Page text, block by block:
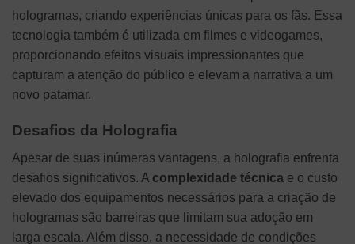
hologramas, criando experiências únicas para os fãs. Essa
tecnologia também é utilizada em filmes e videogames,
proporcionando efeitos visuais impressionantes que
capturam a atenção do público e elevam a narrativa a um
novo patamar.
Desafios da Holografia
Apesar de suas inúmeras vantagens, a holografia enfrenta
desafios significativos. A complexidade técnica e o custo
elevado dos equipamentos necessários para a criação de
hologramas são barreiras que limitam sua adoção em
larga escala. Além disso, a necessidade de condições